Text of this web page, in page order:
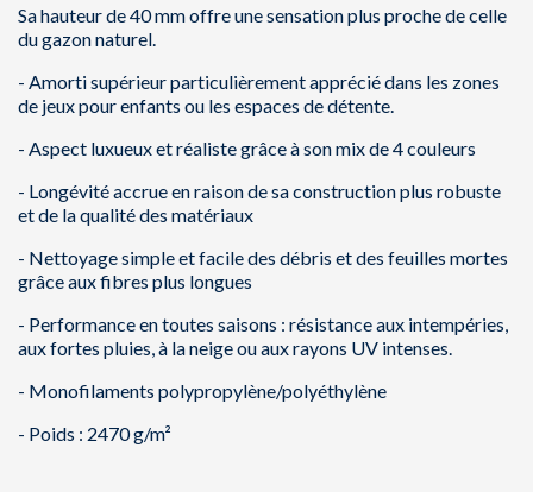
Sa hauteur de 40 mm offre une sensation plus proche de celle
du gazon naturel.
- Amorti supérieur particulièrement apprécié dans les zones
de jeux pour enfants ou les espaces de détente.
- Aspect luxueux et réaliste grâce à son mix de 4 couleurs
- Longévité accrue en raison de sa construction plus robuste
et de la qualité des matériaux
- Nettoyage simple et facile des débris et des feuilles mortes
grâce aux fibres plus longues
- Performance en toutes saisons : résistance aux intempéries,
aux fortes pluies, à la neige ou aux rayons UV intenses.
- Monofilaments polypropylène/polyéthylène
- Poids : 2470 g/m²